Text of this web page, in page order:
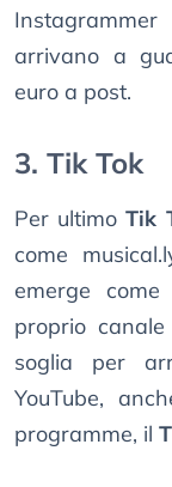
arrivano a
euro a post.
3. Tik Tok
Per ultimoTik
come
emerge
proprio
soglia per
YouTube,
programme, il